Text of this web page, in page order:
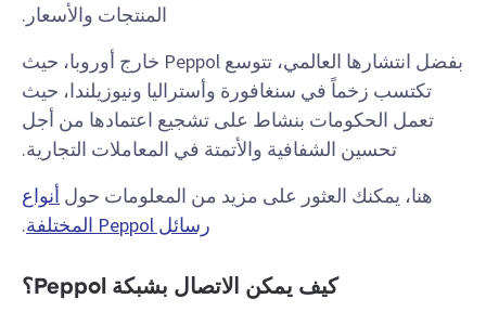
المنتجات والأسعار.
بفضل انتشارها العالمي، تتوسع Peppol خارج أوروبا، حيث
تكتسب زخماً في سنغافورة وأستراليا ونيوزيلندا، حيث
تعمل الحكومات بنشاط على تشجيع اعتمادها من أجل
تحسين الشفافية والأتمتة في المعاملات التجارية.
هنا، يمكنك العثور على مزيد من المعلومات حول أنواع
رسائل Peppol المختلفة
.
كيف يمكن الاتصال بشبكة Peppol؟